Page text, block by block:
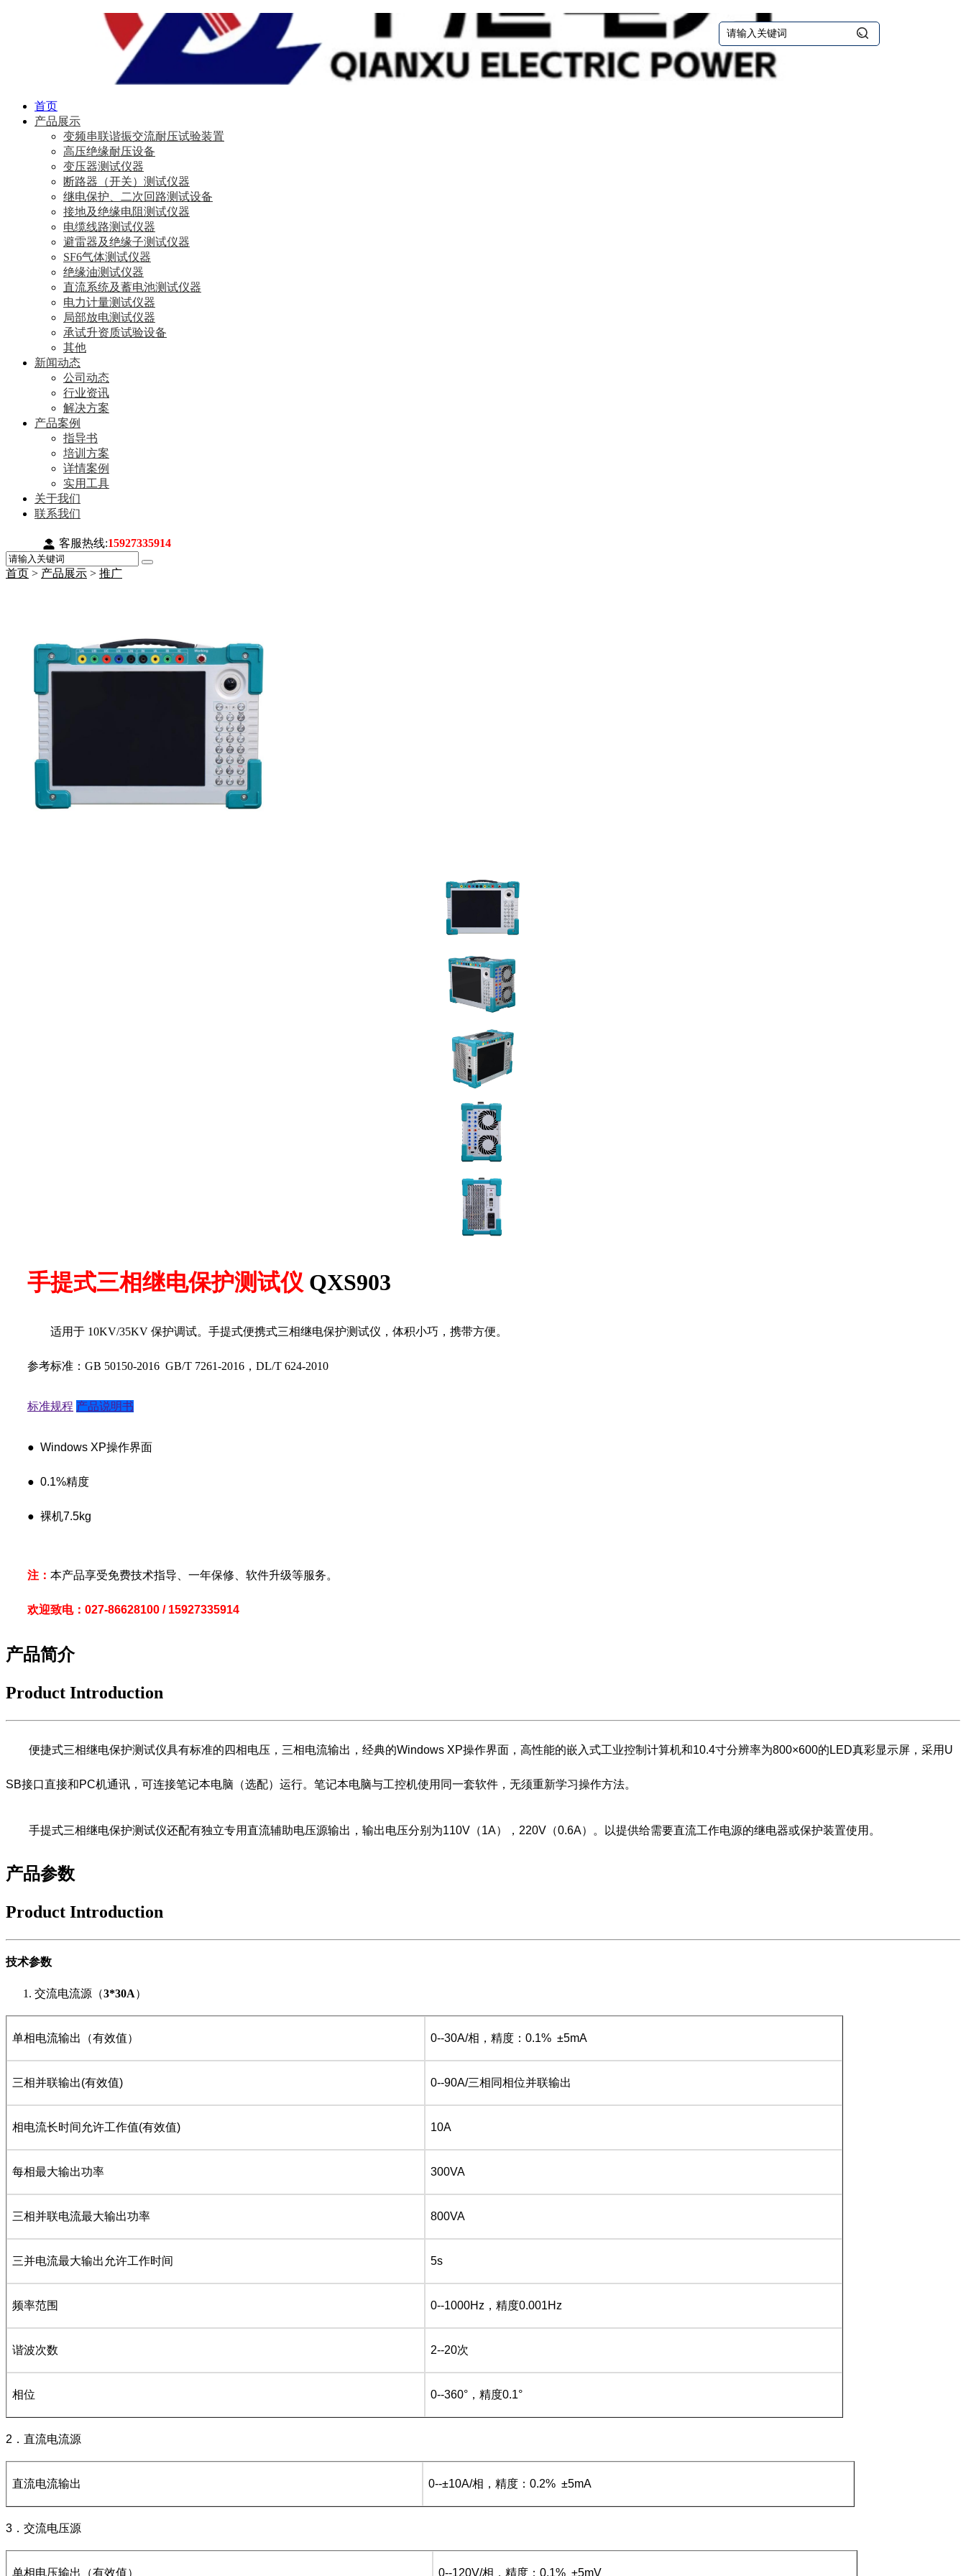
首页
产品展示
变频串联谐振交流耐压试验装置
高压绝缘耐压设备
变压器测试仪器
断路器（开关）测试仪器
继电保护、二次回路测试设备
接地及绝缘电阻测试仪器
电缆线路测试仪器
避雷器及绝缘子测试仪器
SF6气体测试仪器
绝缘油测试仪器
直流系统及蓄电池测试仪器
电力计量测试仪器
局部放电测试仪器
承试升资质试验设备
其他
新闻动态
公司动态
行业资讯
解决方案
产品案例
指导书
培训方案
详情案例
实用工具
关于我们
联系我们
客服热线:15927335914
首页 > 产品展示 > 推广
手提式三相继电保护测试仪 QXS903
适用于 10KV/35KV 保护调试。手提式便携式三相继电保护测试仪，体积小巧，携带方便。
参考标准：GB 50150-2016 GB/T 7261-2016，DL/T 624-2010
标准规程 产品说明书
● Windows XP操作界面
● 0.1%精度
● 裸机7.5kg
注： 本产品享受免费技术指导、一年保修、软件升级等服务。
欢迎致电：027-86628100 / 15927335914
产品简介
Product Introduction
便捷式三相继电保护测试仪具有标准的四相电压，三相电流输出，经典的Windows XP操作界面，高性能的嵌入式工业控制计算机和10.4寸分辨率为800×600的LED真彩显示屏，采用U
SB接口直接和PC机通讯，可连接笔记本电脑（选配）运行。笔记本电脑与工控机使用同一套软件，无须重新学习操作方法。
手提式三相继电保护测试仪还配有独立专用直流辅助电压源输出，输出电压分别为110V（1A），220V（0.6A）。以提供给需要直流工作电源的继电器或保护装置使用。
产品参数
Product Introduction
技术参数
1. 交流电流源（3*30A）
单相电流输出（有效值） 0--30A/相，精度：0.1% ±5mA
三相并联输出(有效值) 0--90A/三相同相位并联输出
相电流长时间允许工作值(有效值) 10A
每相最大输出功率 300VA
三相并联电流最大输出功率 800VA
三并电流最大输出允许工作时间 5s
频率范围 0--1000Hz，精度0.001Hz
谐波次数 2--20次
相位 0--360°，精度0.1°
2．直流电流源
直流电流输出 0--±10A/相，精度：0.2% ±5mA
3．交流电压源
单相电压输出（有效值） 0--120V/相，精度：0.1% ±5mV